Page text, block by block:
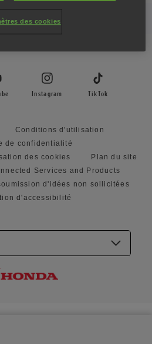
nous sur
Instagram TikTok
Conditions d'utilisation
de confidentialité
des cookies
Plan du site
Services and Products
d'idées non sollicitées
d'accessibilité
des cookies